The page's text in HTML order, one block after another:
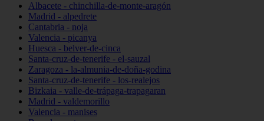
Albacete - chinchilla-de-monte-aragón
Madrid - alpedrete
Cantabria - noja
Valencia - picanya
Huesca - belver-de-cinca
Santa-cruz-de-tenerife - el-sauzal
Zaragoza - la-almunia-de-doña-godina
Santa-cruz-de-tenerife - los-realejos
Bizkaia - valle-de-trápaga-trapagaran
Madrid - valdemorillo
Valencia - manises